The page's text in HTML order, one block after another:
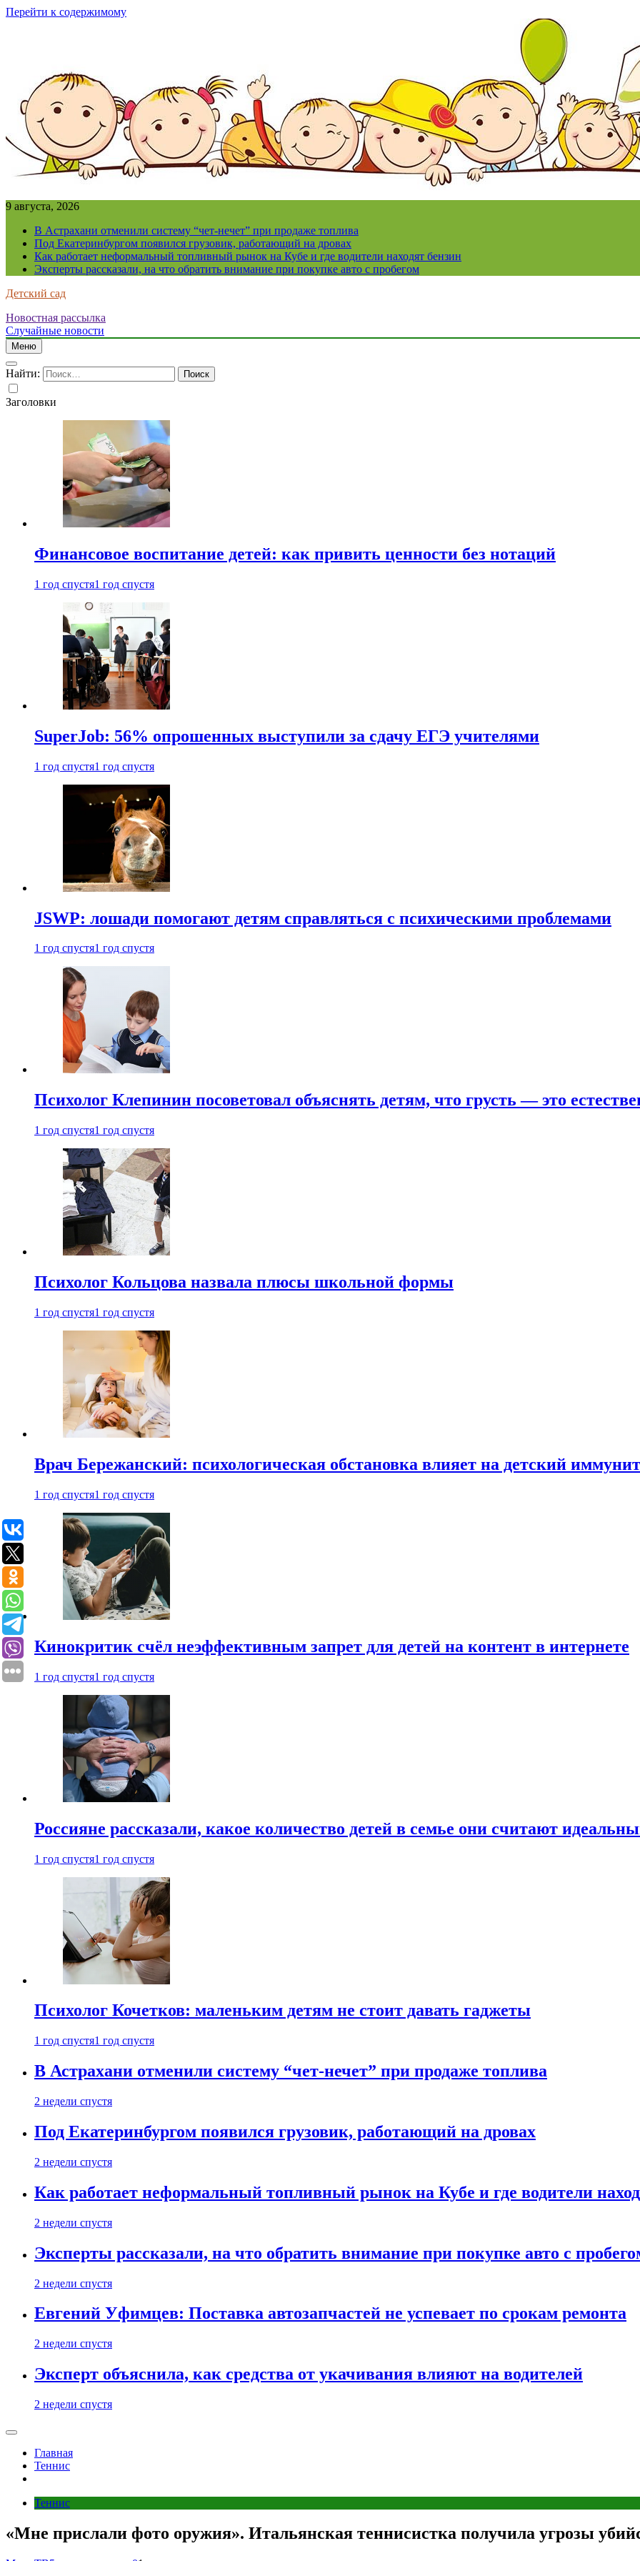
Перейти к содержимому
9 августа, 2026
В Астрахани отменили систему “чет-нечет” при продаже топлива
Под Екатеринбургом появился грузовик, работающий на дровах
Как работает неформальный топливный рынок на Кубе и где водители находят бензин
Эксперты рассказали, на что обратить внимание при покупке авто с пробегом
Детский сад
Новостная рассылка
Случайные новости
Меню
Найти:
Заголовки
Финансовое воспитание детей: как привить ценности без нотаций
1 год спустя1 год спустя
SuperJob: 56% опрошенных выступили за сдачу ЕГЭ учителями
1 год спустя1 год спустя
JSWP: лошади помогают детям справляться с психическими проблемами
1 год спустя1 год спустя
Психолог Клепинин посоветовал объяснять детям, что грусть — это
1 год спустя1 год спустя
Психолог Кольцова назвала плюсы школьной формы
1 год спустя1 год спустя
Врач Бережанский: психологическая обстановка влияет на детский
1 год спустя1 год спустя
Кинокритик счёл неэффективным запрет для детей на контент в интернете
1 год спустя1 год спустя
Россияне рассказали, какое количество детей в семье они считают
1 год спустя1 год спустя
Психолог Кочетков: маленьким детям не стоит давать гаджеты
1 год спустя1 год спустя
В Астрахани отменили систему “чет-нечет” при продаже топлива
2 недели спустя
Под Екатеринбургом появился грузовик, работающий на дровах
2 недели спустя
Как работает неформальный топливный рынок на Кубе и где водители
2 недели спустя
Эксперты рассказали, на что обратить внимание при покупке авто с
2 недели спустя
Евгений Уфимцев: Поставка автозапчастей не успевает по срокам ремонта
2 недели спустя
Эксперт объяснила, как средства от укачивания влияют на водителей
2 недели спустя
Главная
Теннис
Теннис
«Мне прислали фото оружия». Итальянская теннисистка получила угрозы